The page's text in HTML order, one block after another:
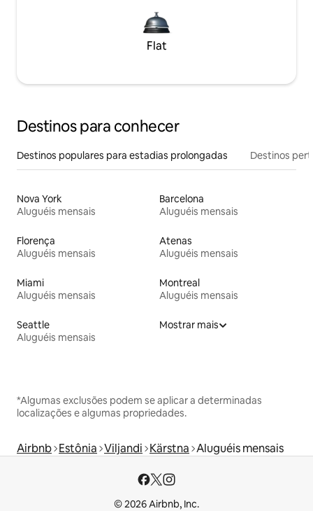
Flat
Destinos para conhecer
Destinos populares para estadias prolongadas Destinos
Nova York
Aluguéis mensais
Barcelona
Aluguéis mensais
Florença
Aluguéis mensais
Atenas
Aluguéis mensais
Miami
Aluguéis mensais
Montreal
Aluguéis mensais
Seattle
Aluguéis mensais
Mostrar mais
*Algumas exclusões podem se aplicar a determinadas
localizações e algumas propriedades.
Airbnb Estônia Viljandi Kärstna Aluguéis mensais
© 2026 Airbnb, Inc.